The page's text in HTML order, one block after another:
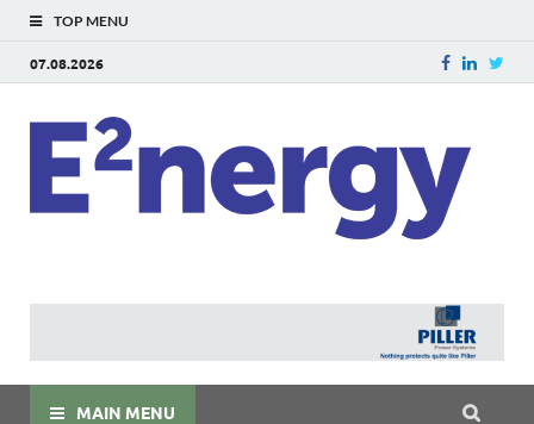
TOP MENU
07.08.2026
MAIN MENU